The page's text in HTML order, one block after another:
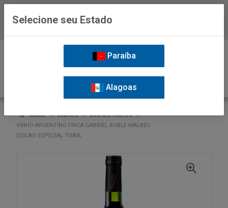
INÍCIO VINHOS
VINHOS TINTOS
VINHO ARGENTINO FINCA GABRIEL ROBLE MALBEC
EDICAO ESPECIAL 750ML
Selecione seu Estado
Paraíba
Alagoas